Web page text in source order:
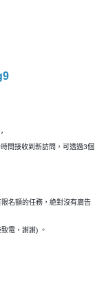
間接收到新訪問，可透過3個
名額的任務，絶對沒有廣告
電，謝謝) 。